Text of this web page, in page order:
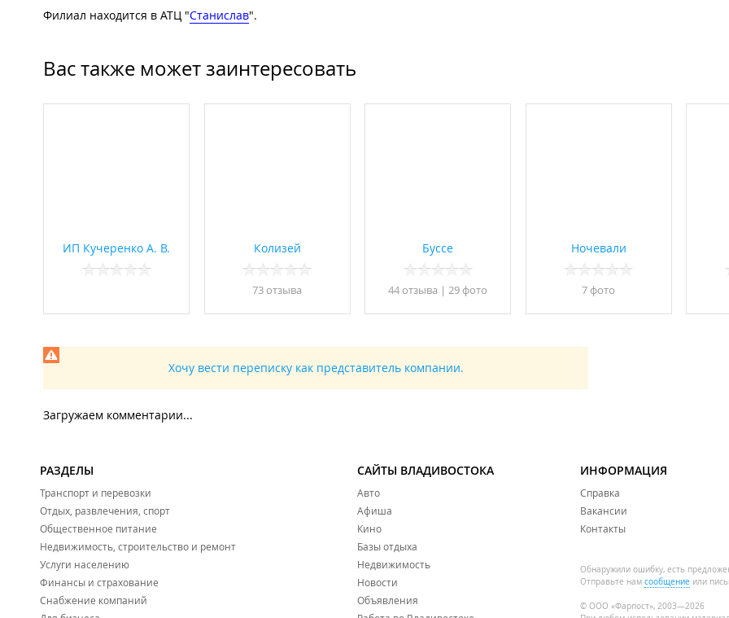
Филиал находится в АТЦ "Станислав".
Вас также может заинтересовать
ИП Кучеренко А. В. Колизей
73 отзывa
Буссе
44 отзывa | 29 фото
Ночевали
7 фото
Хочу вести переписку как представитель компании.
Загружаем комментарии...
РАЗДЕЛЫ
Транспорт и перевозки
Отдых, развлечения, спорт
Общественное питание
Недвижимость, строительство и ремонт
Услуги населению
Финансы и страхование
Снабжение компаний
САЙТЫ ВЛАДИВОСТОКА
Авто
Афиша
Кино
Базы отдыха
Недвижимость
Новости
Объявления
ИНФОРМАЦИЯ
Справка
Вакансии
Контакты
Обнаружили ошибку, есть
Отправьте нам сообщение или
© ООО «Фарпост», 2003—2026